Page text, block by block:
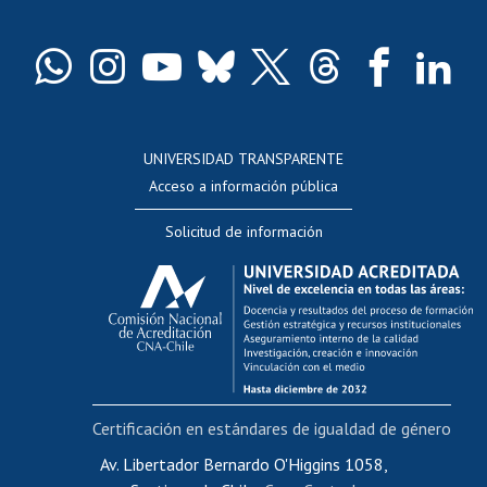
Docentes
Evaluación docente
Calificación académica
Postulación al AUCAI
Funcionarias/os
Cursos internos de capacitación
Bienestar del personal
Portal de movilidad interna
Certificado de renta
UNIVERSIDAD TRANSPARENTE
Acceso a información pública
Solicitud de información
Av. Libertador Bernardo O'Higgins 1058,
Certificación en estándares de igualdad de género